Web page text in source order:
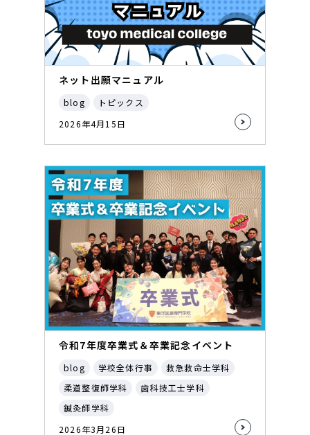
ネット出願マニュアル
blog
トピックス
2026年4月15日
令和7年度卒業式＆卒業記念イベント
blog 学校全体行事
救急救命士学科
柔道整復師学科
歯科技工士学科
鍼灸師学科
2026年3月26日